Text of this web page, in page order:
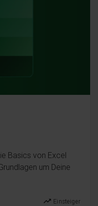
Basics von Excel
um Deine
trending_up Einsteiger